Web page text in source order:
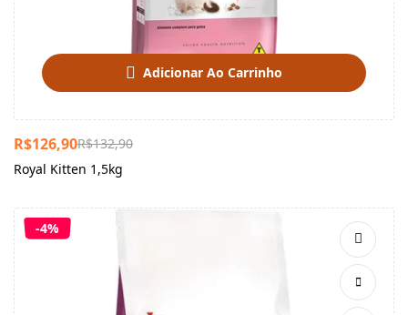
Adicionar Ao Carrinho
R$132,90
R$126,90
Royal Kitten 1,5kg
-4%